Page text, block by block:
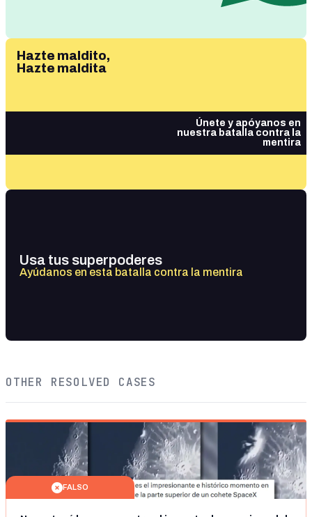
Hazte maldito,
Hazte maldita
Únete y apóyanos en
nuestra batalla contra la
mentira
Usa tus superpoderes
Ayúdanos en esta batalla contra la mentira
OTHER RESOLVED CASES
FALSO